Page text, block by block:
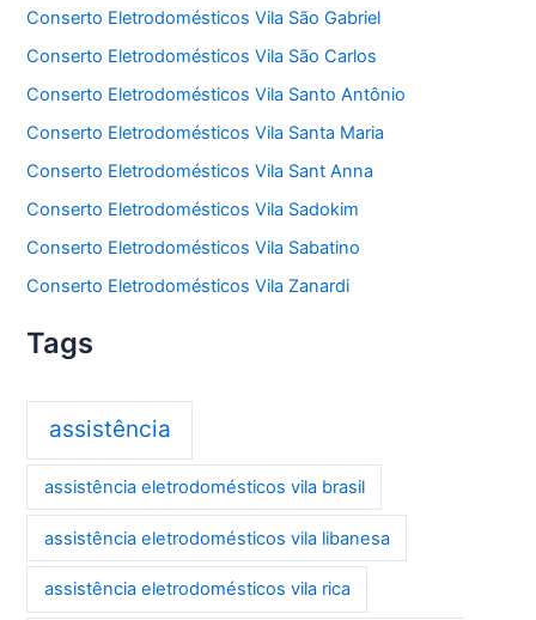
Conserto Eletrodomésticos Vila São Gabriel
Conserto Eletrodomésticos Vila São Carlos
Conserto Eletrodomésticos Vila Santo Antônio
Conserto Eletrodomésticos Vila Santa Maria
Conserto Eletrodomésticos Vila Sant Anna
Conserto Eletrodomésticos Vila Sadokim
Conserto Eletrodomésticos Vila Sabatino
Conserto Eletrodomésticos Vila Zanardi
Tags
assistência
assistência eletrodomésticos vila brasil
assistência eletrodomésticos vila libanesa
assistência eletrodomésticos vila rica